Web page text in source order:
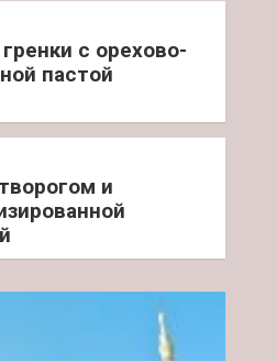
с орехово-
пастой
и